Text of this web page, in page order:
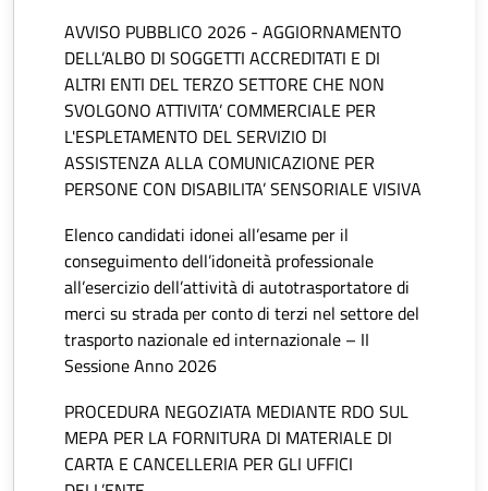
AVVISO PUBBLICO 2026 - AGGIORNAMENTO
DELL’ALBO DI SOGGETTI ACCREDITATI E DI
ALTRI ENTI DEL TERZO SETTORE CHE NON
SVOLGONO ATTIVITA’ COMMERCIALE PER
L'ESPLETAMENTO DEL SERVIZIO DI
ASSISTENZA ALLA COMUNICAZIONE PER
PERSONE CON DISABILITA’ SENSORIALE VISIVA
Elenco candidati idonei all’esame per il
conseguimento dell’idoneità professionale
all’esercizio dell’attività di autotrasportatore di
merci su strada per conto di terzi nel settore del
trasporto nazionale ed internazionale – II
Sessione Anno 2026
PROCEDURA NEGOZIATA MEDIANTE RDO SUL
MEPA PER LA FORNITURA DI MATERIALE DI
CARTA E CANCELLERIA PER GLI UFFICI